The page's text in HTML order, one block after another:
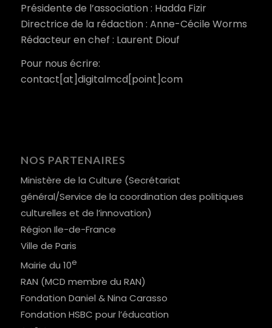
Présidente de l’association : Hadda Fizir
Directrice de la rédaction : Anne-Cécile Worms
Rédacteur en chef : Laurent Diouf
Pour nous écrire:
contact[at]digitalmcd[point]com
NOS PARTENAIRES
Ministère de la Culture (Secrétariat
général/Service de la coordination des politiques
culturelles et de l’innovation)
Région Ile-de-France
Ville de Paris
Mairie du 10e
RAN (MCD membre du RAN)
Fondation Daniel & Nina Carasso
Fondation HSBC pour l’éducation